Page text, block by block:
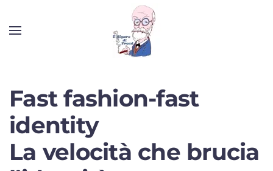
Fast fashion-fast
identity
La velocità che brucia